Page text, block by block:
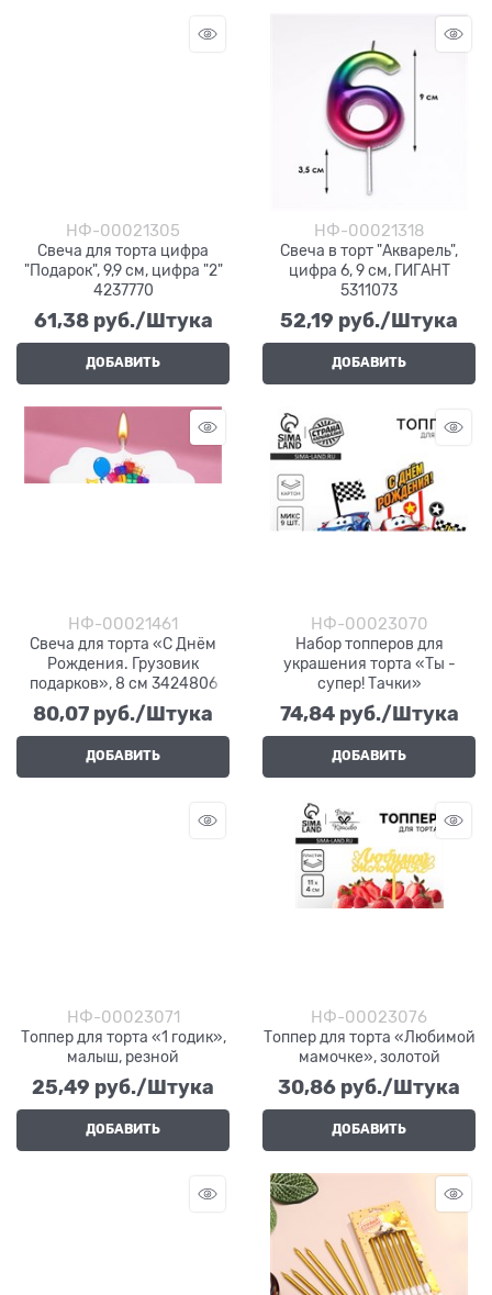
НФ-00021305
Свеча для торта цифра
"Подарок", 9,9 см, цифра "2"
4237770
61,38 руб./Штука
ДОБАВИТЬ
НФ-00021318
Свеча в торт "Акварель",
цифра 6, 9 см, ГИГАНТ
5311073
52,19 руб./Штука
ДОБАВИТЬ
НФ-00021461
Свеча для торта «С Днём
Рождения. Грузовик
подарков», 8 см 3424806
80,07 руб./Штука
ДОБАВИТЬ
НФ-00023070
Набор топперов для
украшения торта «Ты -
супер! Тачки»
74,84 руб./Штука
ДОБАВИТЬ
НФ-00023071
Топпер для торта «1 годик»,
малыш, резной
25,49 руб./Штука
ДОБАВИТЬ
НФ-00023076
Топпер для торта «Любимой
мамочке», золотой
30,86 руб./Штука
ДОБАВИТЬ